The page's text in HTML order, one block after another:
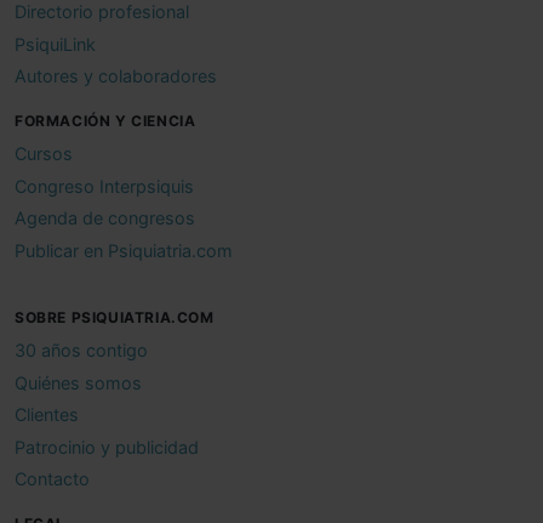
Directorio profesional
PsiquiLink
Autores y colaboradores
FORMACIÓN Y CIENCIA
Cursos
Congreso Interpsiquis
Agenda de congresos
Publicar en Psiquiatria.com
SOBRE PSIQUIATRIA.COM
30 años contigo
Quiénes somos
Clientes
Patrocinio y publicidad
Contacto